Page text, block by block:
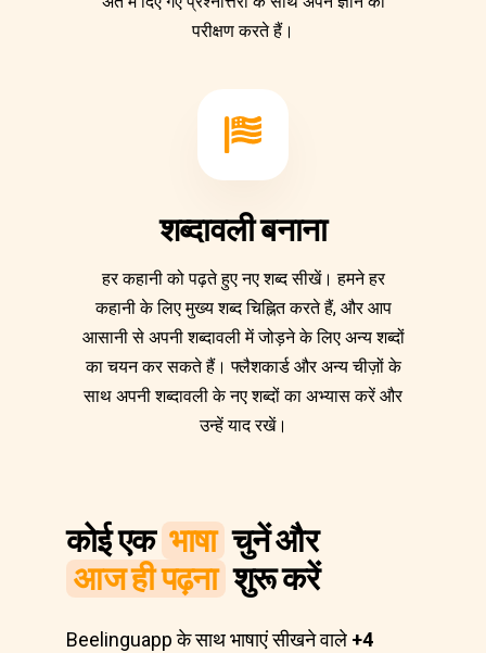
परीक्षण करते हैं।
शब्दावली बनाना
हर कहानी को पढ़ते हुए नए शब्द सीखें। हमने हर
कहानी के लिए मुख्य शब्द चिह्नित करते हैं, और आप
आसानी से अपनी शब्दावली में जोड़ने के लिए अन्य शब्दों
का चयन कर सकते हैं। फ्लैशकार्ड और अन्य चीज़ों के
साथ अपनी शब्दावली के नए शब्दों का अभ्यास करें और
उन्हें याद रखें।
कोई एक भाषा चुनें और
आज ही पढ़ना शुरू करें
Beelinguapp के साथ भाषाएं सीखने वाले +4